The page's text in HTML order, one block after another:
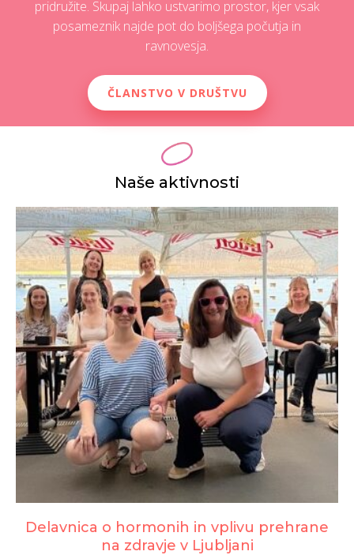
pridružite. Skupaj lahko ustvarimo prostor, kjer vsak
posameznik najde pot do boljšega počutja in
ravnovesja.
ČLANSTVO V DRUŠTVU
Naše aktivnosti
Delavnica o hormonih in vplivu prehrane
na zdravje v Ljubljani